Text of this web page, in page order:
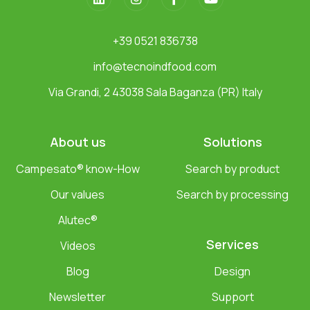
+39 0521 836738
info@tecnoindfood.com
Via Grandi, 2 43038 Sala Baganza (PR) Italy
About us
Campesato® know-How
Our values
Alutec®
Videos
Blog
Newsletter
Solutions
Search by product
Search by processing
Services
Design
Support